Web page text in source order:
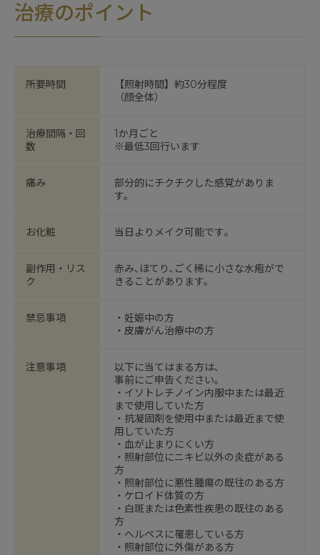
治療のポイント
所要時間
【照射時間】約30分程度
（顔全体）
治療間隔・回
数
1か月ごと
※最低3回行います
痛み
部分的にチクチクした感覚がありま
す。
お化粧 当日よりメイク可能です｡
副作用・リス
ク
赤み､ほてり､ごく稀に小さな水疱がで
きることがあります。
禁忌事項
・妊娠中の方
・皮膚がん治療中の方
注意事項
以下に当てはまる方は､
事前にご申告ください｡
・イソトレチノイン内服中または最近
まで使用していた方
・抗凝固剤を使用中または最近まで使
用していた方
・血が止まりにくい方
・照射部位にニキビ以外の炎症がある
方
・照射部位に悪性腫瘍の既往のある方
・ケロイド体質の方
・白斑または色素性疾患の既往のある
方
・ヘルペスに罹患している方
・照射部位に外傷がある方